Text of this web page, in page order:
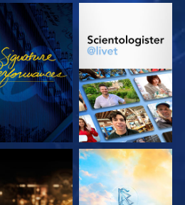
SE UTFORSK SERIEN
SERIEN UTFORSK SERIEN